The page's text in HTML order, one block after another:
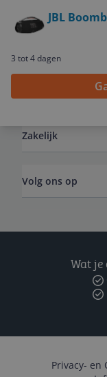
JBL
3 tot 4 dagen
Zakelijk
Volg ons op
Wat
Privacy- en